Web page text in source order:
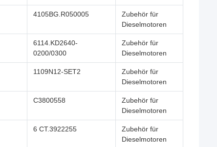
4105BG.R050005
Zubehör für
Dieselmotoren
6114.KD2640-
0200/0300
Zubehör für
Dieselmotoren
1109N12-SET2
Zubehör für
Dieselmotoren
C3800558
Zubehör für
Dieselmotoren
6 CT.3922255
Zubehör für
Dieselmotoren